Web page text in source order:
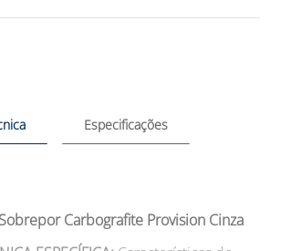
Especificações
Carbografite Provision Cinza